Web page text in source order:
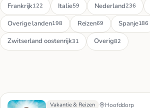
Frankrijk122 Italie59 Nederland236
Overige landen198 Reizen69 Spanje186
Zwitserland oostenrijk31 Overig82
Vakantie & Reizen Hoofddorp